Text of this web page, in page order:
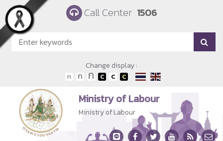
Skip to main content Call Center 1506
Change display :
Ministry of Labour
Ministry of Labour